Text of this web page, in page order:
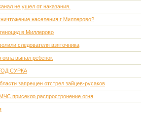
не ушел от наказания.
населения г Миллерово?
в Миллерово
следователя взяточника
окна выпал ребенок
СУРКА
запрещен отстрел зайцев-русаков
присекло распростронение огня